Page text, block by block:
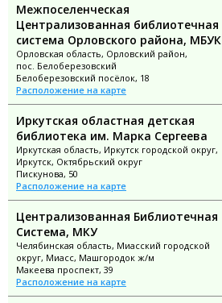
Межпоселенческая
Централизованная библиотечная
система Орловского района, МБУК
Орловская область, Орловский район,
пос. Белоберезовский
Белоберезовский посёлок, 18
Расположение на карте
Иркутская областная детская
библиотека им. Марка Сергеева
Иркутская область, Иркутск городской округ,
Иркутск, Октябрьский округ
Пискунова, 50
Расположение на карте
Централизованная Библиотечная
Система, МКУ
Челябинская область, Миасский городской
округ, Миасс, Машгородок ж/м
Макеева проспект, 39
Расположение на карте